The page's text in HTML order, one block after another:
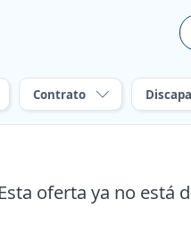
Contrato
Esta oferta ya no está